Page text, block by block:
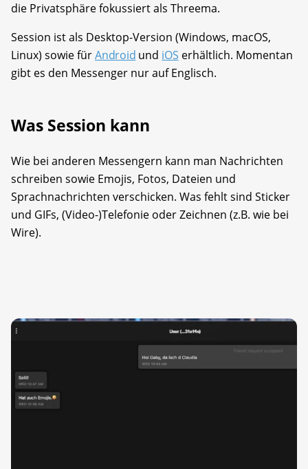
die Privatsphäre fokussiert als Threema.
Session ist als Desktop-Version (Windows, macOS,
Linux) sowie fürAndroid und iOS erhältlich. Momentan
gibt es den Messenger nur auf Englisch.
Was Session kann
Wie bei anderen Messengern kann man Nachrichten
schreiben sowie Emojis, Fotos, Dateien und
Sprachnachrichten verschicken. Was fehlt sind Sticker
und GIFs, (Video-)Telefonie oder Zeichnen (z.B. wie bei
Wire).